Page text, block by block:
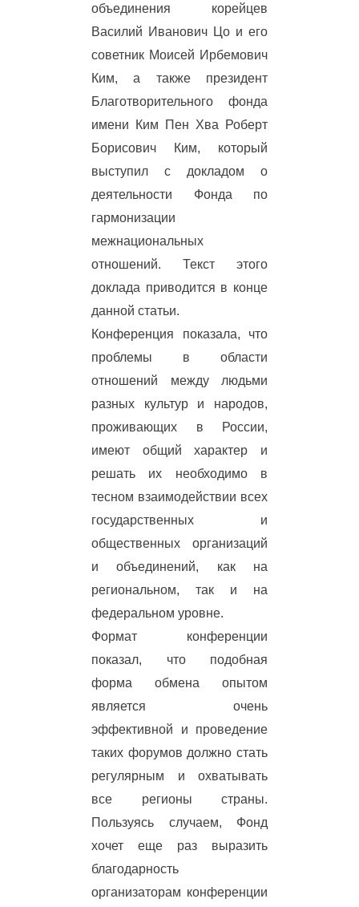
объединения корейцев
Василий Иванович Цо и его
советник Моисей Ирбемович
Ким, а также президент
Благотворительного фонда
имени Ким Пен Хва Роберт
Борисович Ким, который
выступил с докладом о
деятельности Фонда по
гармонизации
межнациональных
отношений. Текст этого
доклада приводится в конце
данной статьи.
Конференция показала, что
проблемы в области
отношений между людьми
разных культур и народов,
проживающих в России,
имеют общий характер и
решать их необходимо в
тесном взаимодействии всех
государственных и
общественных организаций
и объединений, как на
региональном, так и на
федеральном уровне.
Формат конференции
показал, что подобная
форма обмена опытом
является очень
эффективной и проведение
таких форумов должно стать
регулярным и охватывать
все регионы страны.
Пользуясь случаем, Фонд
хочет еще раз выразить
благодарность
организаторам конференции